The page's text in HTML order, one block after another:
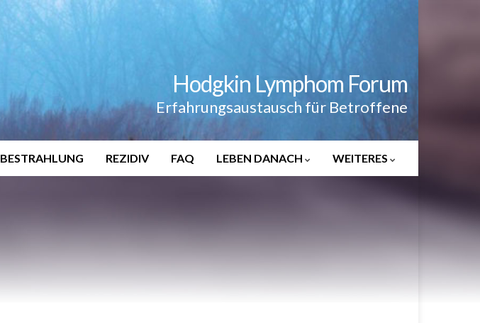
Hodgkin Lymphom Forum
Erfahrungsaustausch für Betroffene
BESTRAHLUNG REZIDIV FAQ LEBEN DANACH WEITERES